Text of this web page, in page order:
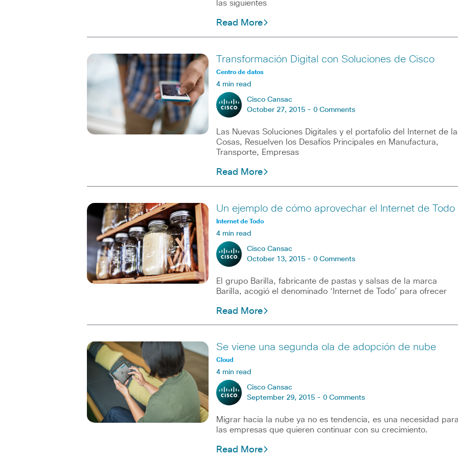
las siguientes
Read More
Transformación Digital con Soluciones de Cisco
Centro de datos
4 min read
Cisco Cansac
October 27, 2015 - 0 Comments
Las Nuevas Soluciones Digitales y el portafolio del Internet de
Cosas, Resuelven los Desafíos Principales en Manufactura,
Transporte, Empresas
Read More
Un ejemplo de cómo aprovechar el Internet de Todo
Internet de Todo
4 min read
Cisco Cansac
October 13, 2015 - 0 Comments
El grupo Barilla, fabricante de pastas y salsas de la marca
Barilla, acogió el denominado ‘Internet de Todo’ para ofrecer
Read More
Se viene una segunda ola de adopción de nube
Cloud
4 min read
Cisco Cansac
September 29, 2015 - 0 Comments
Migrar hacia la nube ya no es tendencia, es una necesidad
las empresas que quieren continuar con su crecimiento.
Read More